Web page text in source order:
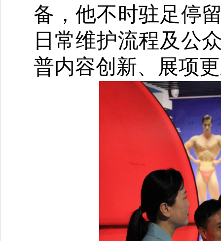
备，他不时驻足停
日常维护流程及公
普内容创新、展项